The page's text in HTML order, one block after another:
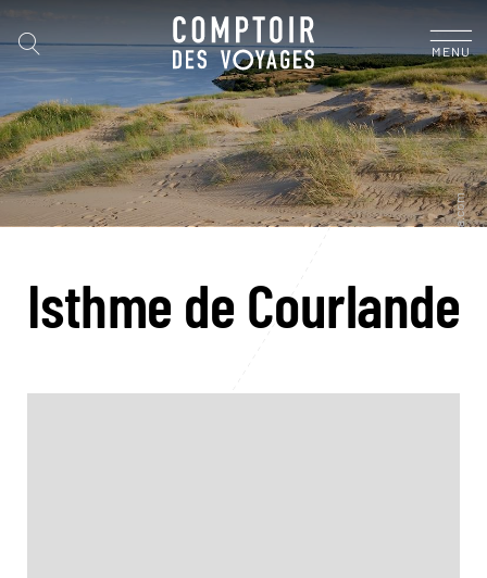
MENU
Isthme de Courlande